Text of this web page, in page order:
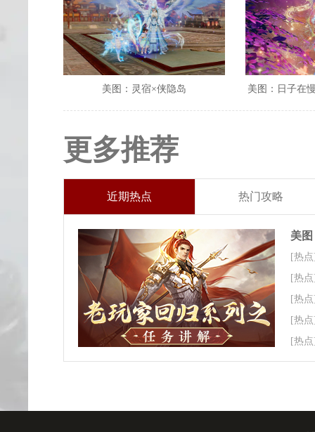
美图：灵宿×侠隐岛 美图：日子在
更多推荐
近期热点 热门攻略
美
[热
[热
[热
[热
[热